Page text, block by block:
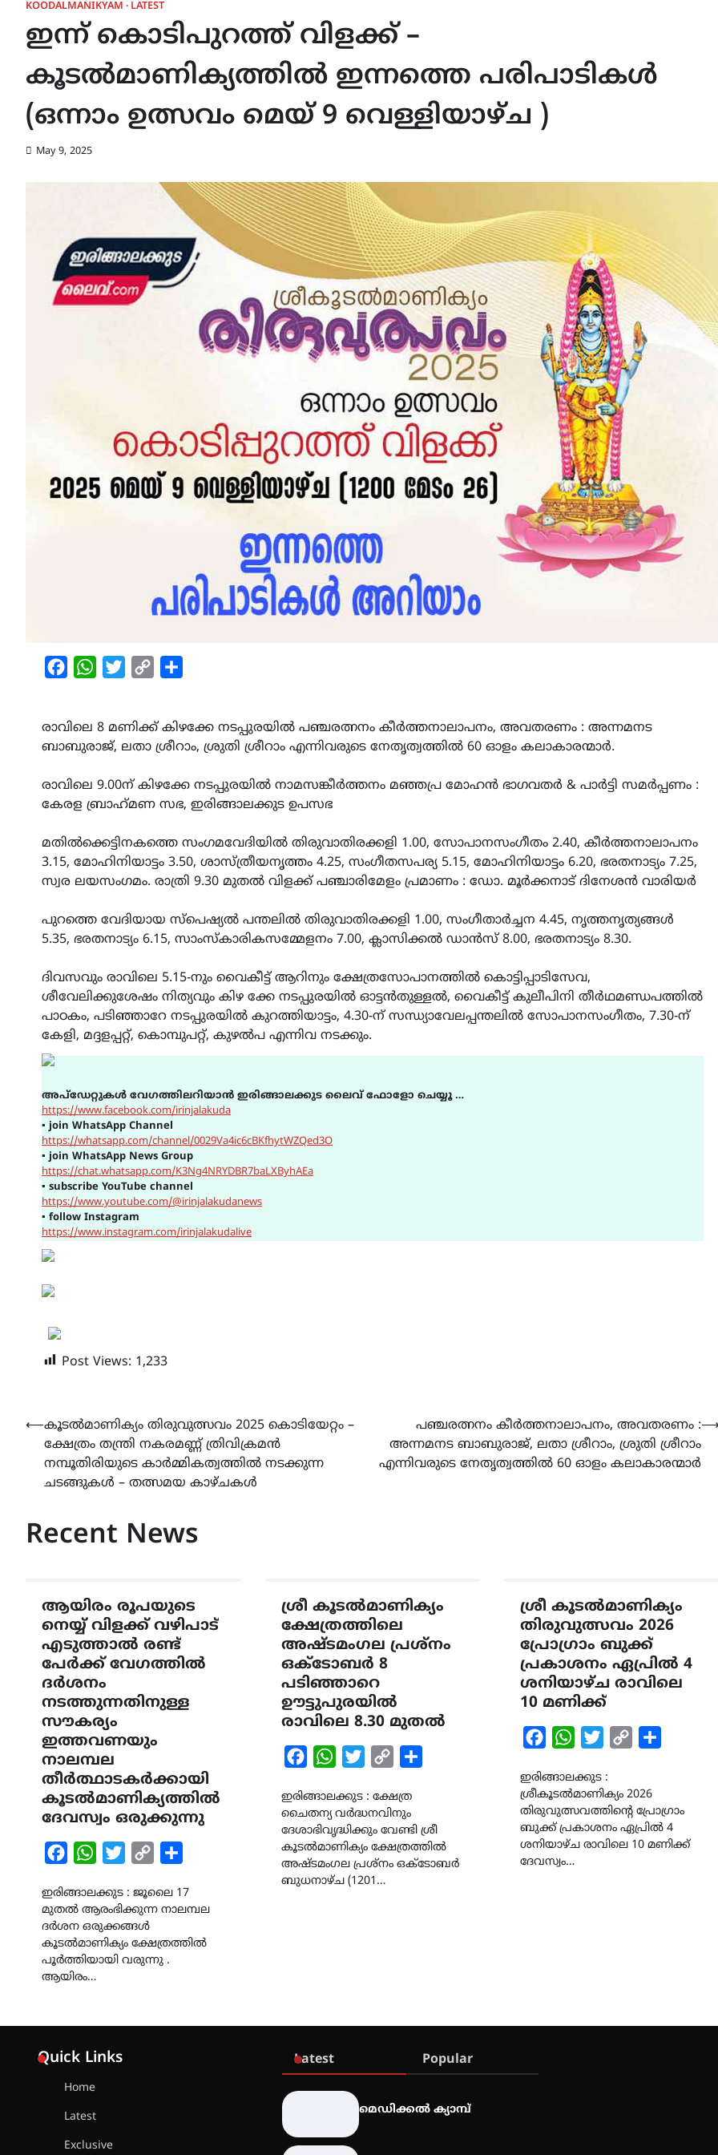
KOODALMANIKYAM LATEST
ഇന്ന് കൊടിപുറത്ത് വിളക്ക് –
കൂടൽമാണിക്യത്തിൽ ഇന്നത്തെ പരിപാടികൾ
(ഒന്നാം ഉത്സവം മെയ് 9 വെള്ളിയാഴ്ച )
May 9, 2025
FacebookWhatsAppTwitterCopy
രാവിലെ 8 മണിക്ക് കിഴക്കേ നടപ്പുരയിൽ പഞ്ചരത്നനം കീർത്തനാലാപനം, അവതരണം : അന്നമനട
ബാബുരാജ്, ലതാ ശ്രീറാം, ശ്രുതി ശ്രീറാം എന്നിവരുടെ നേതൃത്വത്തിൽ 60 ഓളം കലാകാരന്മാർ.
രാവിലെ 9.00ന് കിഴക്കേ നടപ്പുരയിൽ നാമസങ്കീർത്തനം മഞ്ഞപ്ര മോഹൻ ഭാഗവതർ & പാർട്ടി സമർപ്പണം :
കേരള ബ്രാഹ്‌മണ സഭ, ഇരിങ്ങാലക്കുട ഉപസഭ
മതിൽക്കെട്ടിനകത്തെ സംഗമവേദിയിൽ തിരുവാതിരക്കളി 1.00, സോപാനസംഗീതം 2.40, കീർത്തനാലാപനം
3.15, മോഹിനിയാട്ടം 3.50, ശാസ്ത്രീയനൃത്തം 4.25, സംഗീതസപര്യ 5.15, മോഹിനിയാട്ടം 6.20, ഭരതനാട്യം 7.25,
സ്വര ലയസംഗമം. രാത്രി 9.30 മുതൽ വിളക്ക് പഞ്ചാരിമേളം പ്രമാണം : ഡോ. മൂർക്കനാട് ദിനേശൻ വാരിയർ
പുറത്തെ വേദിയായ സ്പെഷ്യൽ പന്തലിൽ തിരുവാതിരക്കളി 1.00, സംഗീതാർച്ചന 4.45, നൃത്തനൃത്യങ്ങൾ
5.35, ഭരതനാട്യം 6.15, സാംസ്കാരികസമ്മേളനം 7.00, ക്ലാസിക്കൽ ഡാൻസ് 8.00, ഭരതനാട്യം 8.30.
ദിവസവും രാവിലെ 5.15-നും വൈകീട്ട് ആറിനും ക്ഷേത്രസോപാനത്തിൽ കൊട്ടിപ്പാടിസേവ,
ശീവേലിക്കുശേഷം നിത്യവും കിഴ ക്കേ നടപ്പുരയിൽ ഓട്ടൻതുള്ളൽ, വൈകീട്ട് കുലീപിനി തീർഥമണ്ഡപത്തിൽ
പാഠകം, പടിഞ്ഞാറേ നടപ്പുരയിൽ കുറത്തിയാട്ടം, 4.30-ന് സന്ധ്യാവേലപ്പന്തലിൽ സോപാനസംഗീതം, 7.30-ന്
കേളി, മദ്ദളപ്പറ്റ്, കൊമ്പുപറ്റ്, കുഴൽപ എന്നിവ നടക്കും.
അപ്ഡേറ്റുകൾ വേഗത്തിലറിയാൻ ഇരിങ്ങാലക്കുട ലൈവ് ഫോളോ ചെയ്യൂ …
https://www.facebook.com/irinjalakuda
▪join WhatsApp Channel
https://whatsapp.com/channel/0029Va4ic6cBKfhytWZQed3O
▪join WhatsApp News Group
https://chat.whatsapp.com/K3Ng4NRYDBR7baLXByhAEa
▪ subscribe YouTube channel
https://www.youtube.com/@irinjalakudanews
▪ follow Instagram
https://www.instagram.com/irinjalakudalive
Post Views: 1,233
Post
navigation
⟵കൂടൽമാണിക്യം തിരുവുത്സവം 2025 കൊടിയേറ്റം –
ക്ഷേത്രം തന്ത്രി നകരമണ്ണ് ത്രിവിക്രമൻ
നമ്പൂതിരിയുടെ കാർമ്മികത്വത്തിൽ നടക്കുന്ന
ചടങ്ങുകൾ – തത്സമയ കാഴ്ചകൾ
പഞ്ചരത്നനം കീർത്തനാലാപനം, അവതരണം :
അന്നമനട ബാബുരാജ്, ലതാ ശ്രീറാം, ശ്രുതി ശ്രീറാം
എന്നിവരുടെ നേതൃത്വത്തിൽ 60 ഓളം കലാകാരന്മാർ
Recent News
ആയിരം രൂപയുടെ
നെയ്യ് വിളക്ക് വഴിപാട്
എടുത്താൽ രണ്ട്
പേർക്ക് വേഗത്തിൽ
ദർശനം
നടത്തുന്നതിനുള്ള
സൗകര്യം
ഇത്തവണയും
നാലമ്പല
തീർത്ഥാടകർക്കായി
കൂടൽമാണിക്യത്തിൽ
ദേവസ്വം ഒരുക്കുന്നു
FacebookWhatsAppTwitterCopy
ഇരിങ്ങാലക്കുട : ജൂലൈ 17
മുതൽ ആരംഭിക്കുന്ന നാലമ്പല
ദർശന ഒരുക്കങ്ങൾ
കൂടൽമാണിക്യം ക്ഷേത്രത്തിൽ
പൂർത്തിയായി വരുന്നു .
ആയിരം…
ശ്രീ കൂടൽമാണിക്യം
ക്ഷേത്രത്തിലെ
അഷ്ടമംഗല പ്രശ്‌നം
ഒക്ടോബർ 8
പടിഞ്ഞാറെ
ഊട്ടുപുരയിൽ
രാവിലെ 8.30 മുതൽ
FacebookWhatsAppTwitterCopy
ഇരിങ്ങാലക്കുട : ക്ഷേത്ര
ചൈതന്യ വർദ്ധനവിനും
ദേശാഭിവൃദ്ധിക്കും വേണ്ടി ശ്രീ
കൂടൽമാണിക്യം ക്ഷേത്രത്തിൽ
അഷ്ടമംഗല പ്രശ്‌നം ഒക്ടോബർ
ബുധനാഴ്ച‌ (1201…
ശ്രീ കൂടൽമാണിക്യം
തിരുവുത്സവം 2026
പ്രോഗ്രാം ബുക്ക്
പ്രകാശനം ഏപ്രിൽ 4
ശനിയാഴ്ച രാവിലെ
10 മണിക്ക്
FacebookWhatsAppTwitterCopy
ഇരിങ്ങാലക്കുട :
ശ്രീകൂടൽമാണിക്യം 2026
തിരുവുത്സവത്തിൻ്റെ പ്രോഗ്രാം
ബുക്ക് പ്രകാശനം ഏപ്രിൽ 4
ശനിയാഴ്ച രാവിലെ 10 മണിക്ക്
ദേവസ്വം…
Quick Links
Home
Latest
Exclusive
Latest Popular
മെഡിക്കൽ ക്യാമ്പ്